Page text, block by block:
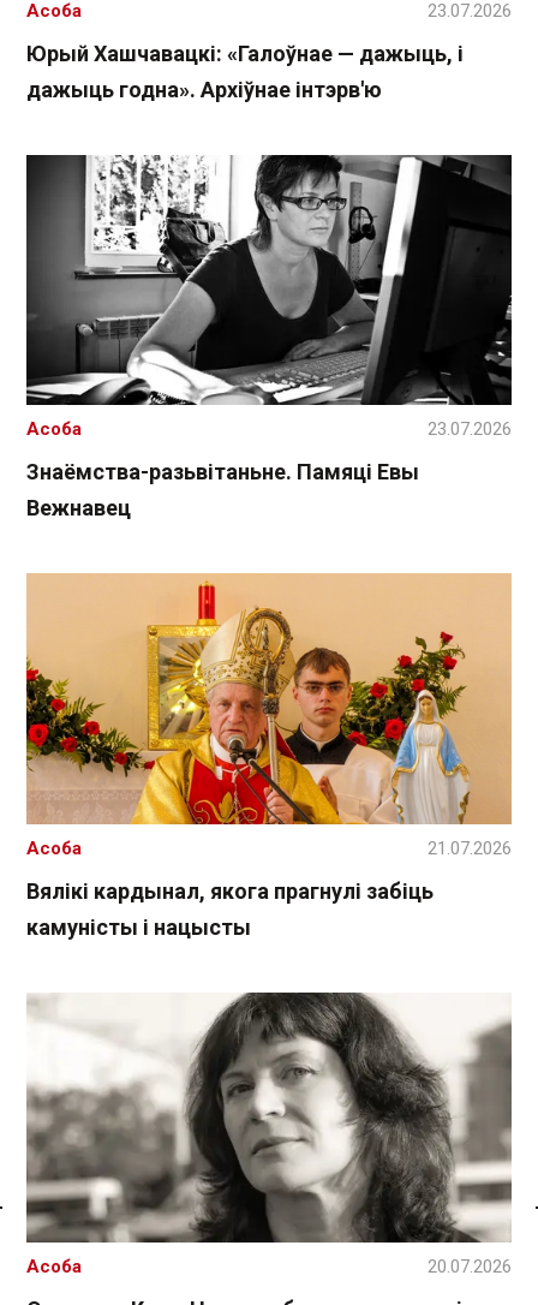
Спасылка без VPN
Юрый Хашчавацкі: «Галоўнае — дажыць, і
дажыць годна». Архіўнае інтэрв'ю
Асоба 23.07.2026
Знаёмства-разьвітаньне. Памяці Евы
Вежнавец
Асоба 23.07.2026
Вялікі кардынал, якога прагнулі забіць
камуністы і нацысты
Асоба 21.07.2026
Асоба 20.07.2026